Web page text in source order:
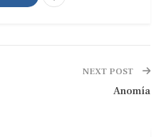
gobierno, que somos
aval del Senado al
buitre) parece
un ajuste que no para
NEXT POST
Anomía